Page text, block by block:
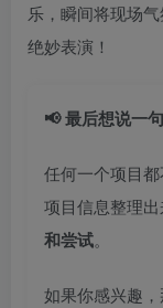
乐，瞬间将现场
绝妙表演！
📢 最后想说一句
任何一个项目
项目信息整理
和尝试。
如果你感兴趣